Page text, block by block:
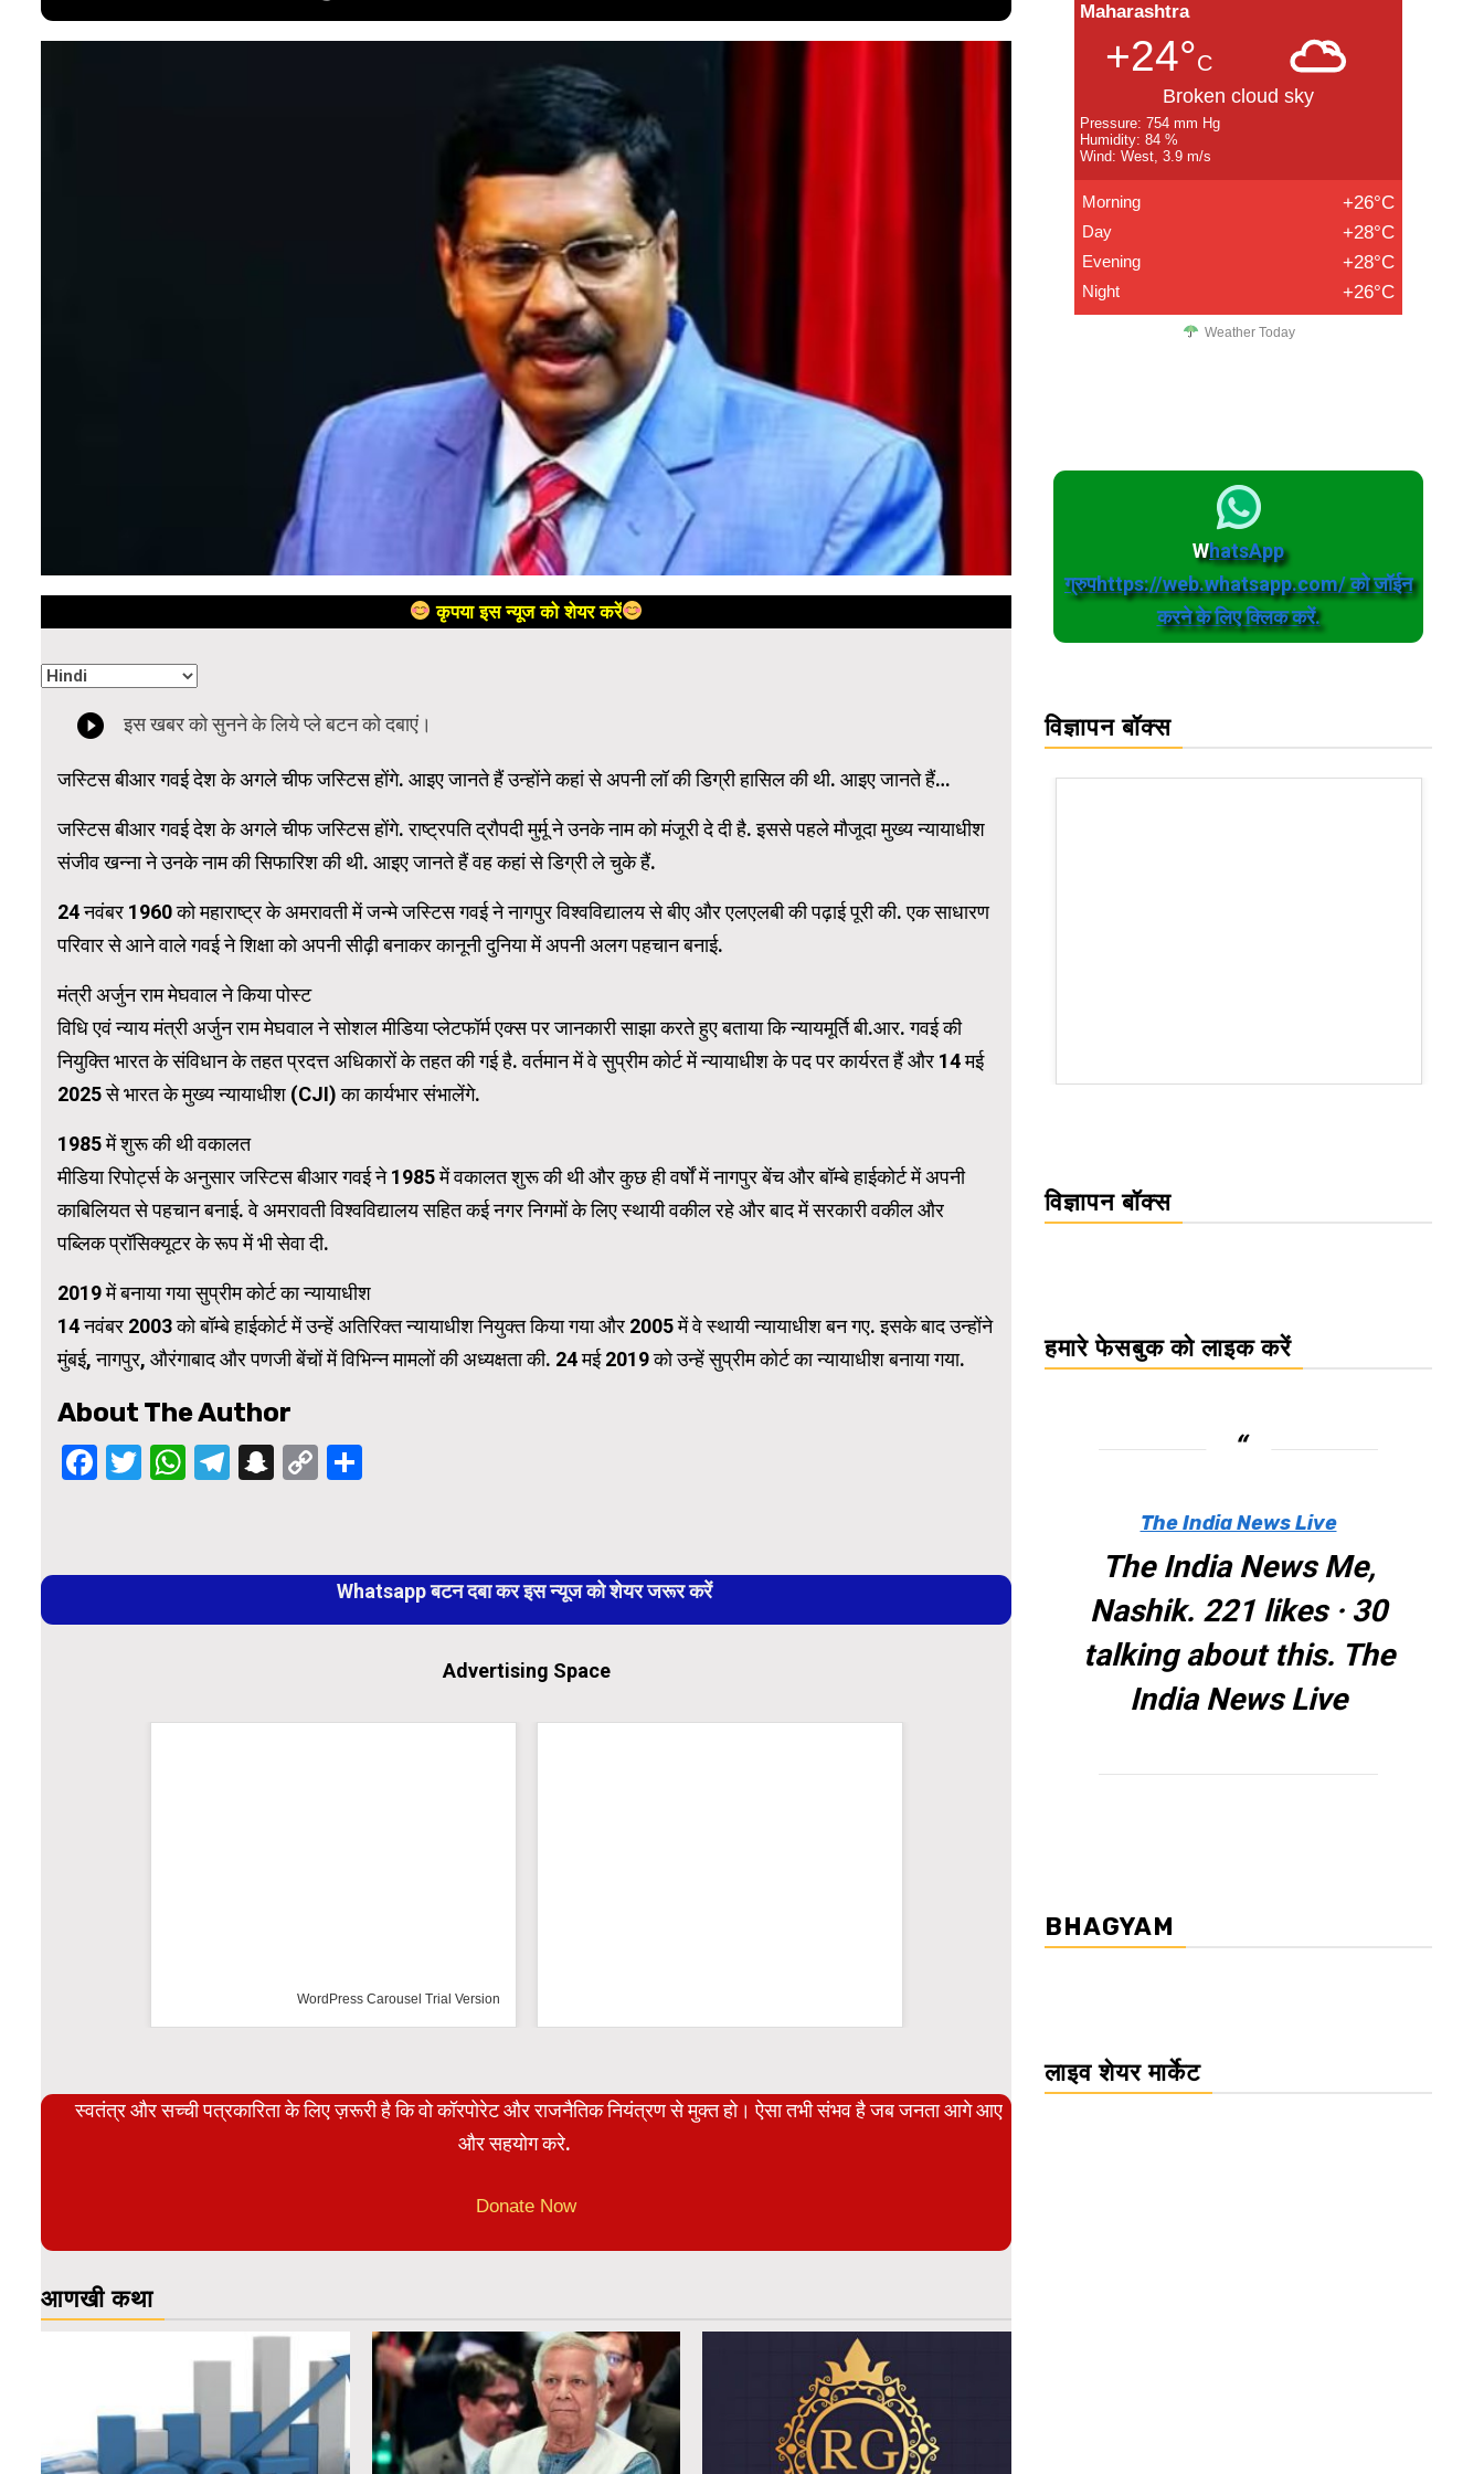
कृपया इस न्यूज को शेयर करें
जस्टिस बीआर गवई देश के अगले चीफ जस्टिस होंगे. आइए जानते हैं उन्होंने कहां से अपनी लॉ की डिग्री हासिल की थी. आइए जानते हैं…
जस्टिस बीआर गवई देश के अगले चीफ जस्टिस होंगे. राष्ट्रपति द्रौपदी मुर्मू ने उनके नाम को मंजूरी दे दी है. इससे पहले मौजूदा मुख्य न्यायाधीश
संजीव खन्ना ने उनके नाम की सिफारिश की थी. आइए जानते हैं वह कहां से डिग्री ले चुके हैं.
24 नवंबर 1960 को महाराष्ट्र के अमरावती में जन्मे जस्टिस गवई ने नागपुर विश्वविद्यालय से बीए और एलएलबी की पढ़ाई पूरी की. एक साधारण
परिवार से आने वाले गवई ने शिक्षा को अपनी सीढ़ी बनाकर कानूनी दुनिया में अपनी अलग पहचान बनाई.
मंत्री अर्जुन राम मेघवाल ने किया पोस्ट
विधि एवं न्याय मंत्री अर्जुन राम मेघवाल ने सोशल मीडिया प्लेटफॉर्म एक्स पर जानकारी साझा करते हुए बताया कि न्यायमूर्ति बी.आर. गवई की
नियुक्ति भारत के संविधान के तहत प्रदत्त अधिकारों के तहत की गई है. वर्तमान में वे सुप्रीम कोर्ट में न्यायाधीश के पद पर कार्यरत हैं और 14 मई
2025 से भारत के मुख्य न्यायाधीश (CJI) का कार्यभार संभालेंगे.
1985 में शुरू की थी वकालत
मीडिया रिपोर्ट्स के अनुसार जस्टिस बीआर गवई ने 1985 में वकालत शुरू की थी और कुछ ही वर्षों में नागपुर बेंच और बॉम्बे हाईकोर्ट में अपनी
काबिलियत से पहचान बनाई. वे अमरावती विश्वविद्यालय सहित कई नगर निगमों के लिए स्थायी वकील रहे और बाद में सरकारी वकील और
पब्लिक प्रॉसिक्यूटर के रूप में भी सेवा दी.
2019 में बनाया गया सुप्रीम कोर्ट का न्यायाधीश
14 नवंबर 2003 को बॉम्बे हाईकोर्ट में उन्हें अतिरिक्त न्यायाधीश नियुक्त किया गया और 2005 में वे स्थायी न्यायाधीश बन गए. इसके बाद उन्होंने
मुंबई, नागपुर, औरंगाबाद और पणजी बेंचों में विभिन्न मामलों की अध्यक्षता की. 24 मई 2019 को उन्हें सुप्रीम कोर्ट का न्यायाधीश बनाया गया.
About The Author
Facebook
Twitter
WhatsApp
Telegram
Snapchat
Copy
Reading
Whatsapp बटन दबा कर इस न्यूज को शेयर जरूर करें
Advertising Space
WordPress Carousel Trial Version
स्वतंत्र और सच्ची पत्रकारिता के लिए ज़रूरी है कि वो कॉरपोरेट और राजनैतिक नियंत्रण से मुक्त हो। ऐसा तभी संभव है जब जनता आगे आए
और सहयोग करे.
Donate Now
आणखी कथा
Maharashtra
+24°C
Broken cloud sky
Pressure: 754 mm Hg
Humidity: 84 %
Wind: West, 3.9 m/s
Morning +26°C
Day +28°C
Evening +28°C
Night +26°C
Weather Today
WhatsApp
ग्रुपhttps://web.whatsapp.com/ को जॉईन
करने के लिए क्लिक करें.
विज्ञापन बॉक्स
WordPress Carousel Trial Version WordPress Carousel Trial Version
विज्ञापन बॉक्स
हमारे फेसबुक को लाइक करें
The India News Live
The India News Me,
Nashik. 221 likes · 30
talking about this. The
India News Live
BHAGYAM
लाइव शेयर मार्केट